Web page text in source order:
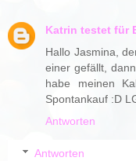
Katrin testet für
Hallo Jasmina,
einer gefällt,
habe meinen
Spontankauf :D
Antworten
Antworten